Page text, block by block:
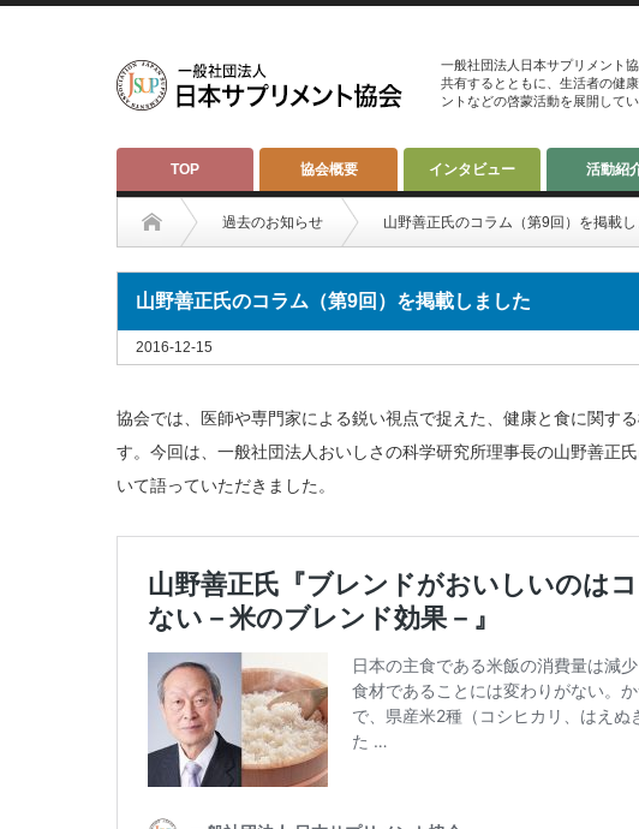
一般社団法人日本サプリメント
共有するとともに、生活者の健
ントなどの啓蒙活動を展開してい
TOP 協会概要 インタビュー 活動紹
過去のお知らせ 山野善正氏のコラム（第9回）を掲載し
山野善正氏のコラム（第9回）を掲載しました
2016-12-15
協会では、医師や専門家による鋭い視点で捉えた、健康と食に関す
す。今回は、一般社団法人おいしさの科学研究所理事長の山野善正
いて語っていただきました。